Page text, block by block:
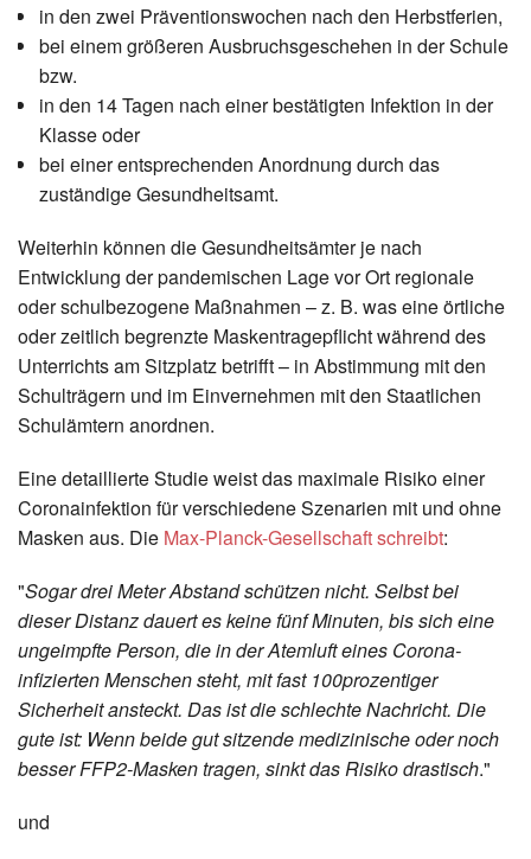
in den zwei Präventionswochen nach den Herbstferien,
bei einem größeren Ausbruchsgeschehen in der Schule
bzw.
in den 14 Tagen nach einer bestätigten Infektion in der
Klasse oder
bei einer entsprechenden Anordnung durch das
zuständige Gesundheitsamt.
Weiterhin können die Gesundheitsämter je nach
Entwicklung der pandemischen Lage vor Ort regionale
oder schulbezogene Maßnahmen – z. B. was eine örtliche
oder zeitlich begrenzte Maskentragepflicht während des
Unterrichts am Sitzplatz betrifft – in Abstimmung mit den
Schulträgern und im Einvernehmen mit den Staatlichen
Schulämtern anordnen.
Eine detaillierte Studie weist das maximale Risiko einer
Coronainfektion für verschiedene Szenarien mit und ohne
Masken aus. Die Max-Planck-Gesellschaft schreibt:
"Sogar drei Meter Abstand schützen nicht. Selbst bei
dieser Distanz dauert es keine fünf Minuten, bis sich eine
ungeimpfte Person, die in der Atemluft eines Corona-
infizierten Menschen steht, mit fast 100prozentiger
Sicherheit ansteckt. Das ist die schlechte Nachricht. Die
gute ist: Wenn beide gut sitzende medizinische oder noch
besser FFP2-Masken tragen, sinkt das Risiko drastisch."
und